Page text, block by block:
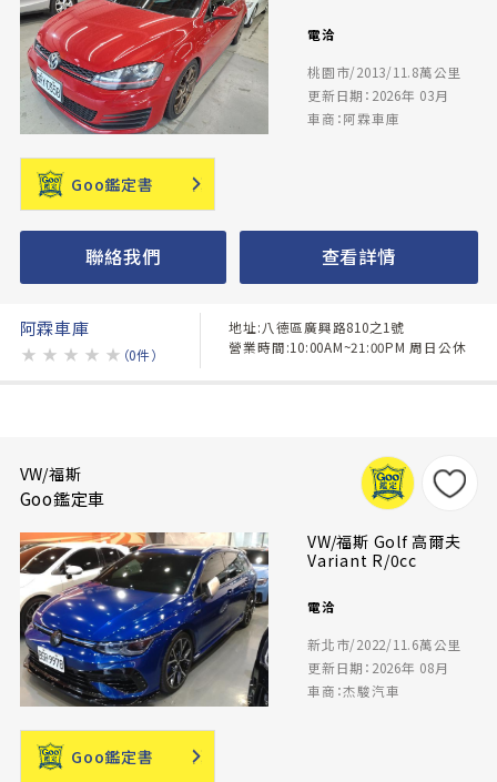
電洽
桃園市/2013/11.8萬公里
更新日期：2026年 03月
車商：阿霖車庫
Goo鑑定書
聯絡我們 查看詳情
阿霖車庫
★ ★ ★ ★ ★ （0件）
地址:八德區廣興路810之1號
營業時間:10:00AM~21:00PM 周日公休
VW/福斯
Goo鑑定車
VW/福斯 Golf 高爾夫
Variant R/0cc
電洽
新北市/2022/11.6萬公里
更新日期：2026年 08月
車商：杰駿汽車
Goo鑑定書